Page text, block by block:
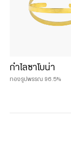
กำไลซาโบน่า
ทองรูปพรรณ 96.5%